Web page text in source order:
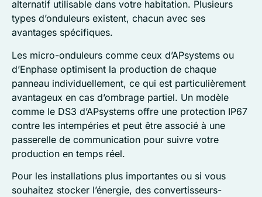
alternatif utilisable dans votre habitation. Plusieurs
types d’onduleurs existent, chacun avec ses
avantages spécifiques.
Les micro-onduleurs comme ceux d’APsystems ou
d’Enphase optimisent la production de chaque
panneau individuellement, ce qui est particulièrement
avantageux en cas d’ombrage partiel. Un modèle
comme le DS3 d’APsystems offre une protection IP67
contre les intempéries et peut être associé à une
passerelle de communication pour suivre votre
production en temps réel.
Pour les installations plus importantes ou si vous
souhaitez stocker l’énergie, des convertisseurs-